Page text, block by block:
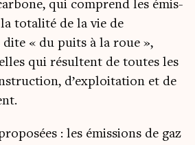
qui com­prend les émis­
tota­li­té de la vie de
« du puits à la roue »,
qui résultent de toutes les
d’exploitation et de
: les émis­sions de gaz